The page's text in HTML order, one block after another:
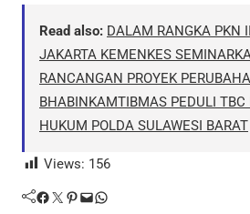
Read also: DALAM RANGKA PKN
JAKARTA KEMENKES
RANCANGAN PROYEK
BHABINKAMTIBMAS PEDULI TBC
HUKUM POLDA SULAWESI BARAT
Views: 156
Facebook Twitter Pinterest Mail WhatsApp